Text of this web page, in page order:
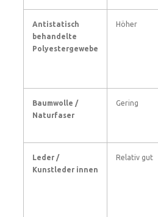
Antistatisch
behandelte
Polyestergewebe
Höher
Baumwolle /
Naturfaser
Gering
Leder /
Kunstleder innen
Relativ gut